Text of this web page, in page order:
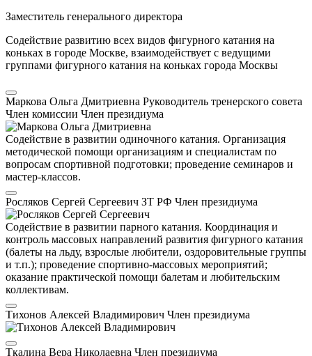
Заместитель генерального директора
Содействие развитию всех видов фигурного катания на
коньках в городе Москве, взаимодействует с ведущими
группами фигурного катания на коньках города Москвы
Маркова Ольга Дмитриевна Руководитель тренерского совета
Член комиссии Член президиума
Содействие в развитии одиночного катания. Организация
методической помощи организациям и специалистам по
вопросам спортивной подготовки; проведение семинаров и
мастер-классов.
Росляков Сергей Сергеевич ЗТ РФ Член президиума
Содействие в развитии парного катания. Координация и
контроль массовых направлений развития фигурного катания
(балеты на льду, взрослые любители, оздоровительные группы
и т.п.); проведение спортивно-массовых мероприятий;
оказание практической помощи балетам и любительским
коллективам.
Тихонов Алексей Владимирович Член президиума
Ткалина Вера Николаевна Член президиума